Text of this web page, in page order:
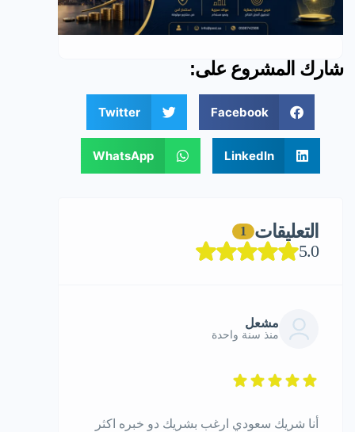
شارك المشروع على:
Facebook
Twitter
LinkedIn
WhatsApp
التعليقات 1
5.0
مشعل
منذ سنة واحدة
أنا شريك سعودي ارغب بشريك دو خبره اكثر